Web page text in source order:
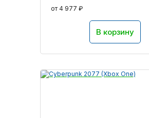
от 4 977 ₽
В корзину